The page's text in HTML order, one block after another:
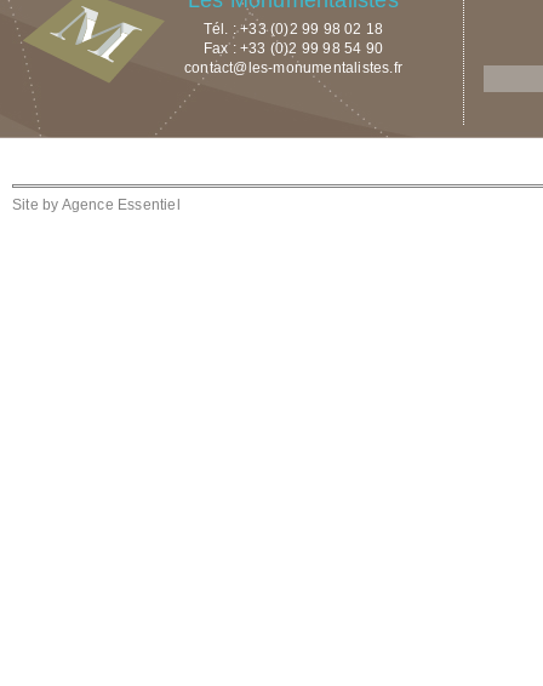
Tél. : +33 (0)2 99 98 02 18
Fax : +33 (0)2 99 98 54 90
contact@les-monumentalistes.fr
Site by Agence Essentiel